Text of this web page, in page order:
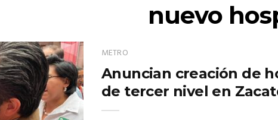
nuevo
METRO
Anuncian creación de
de tercer nivel en